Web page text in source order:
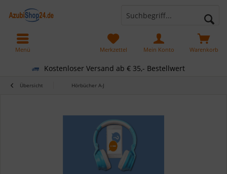
Kostenloser Versand ab € 35,- Bestellwert
Warenkorb
Merkzettel Mein Konto
Menü
Übersicht Hörbücher A-J